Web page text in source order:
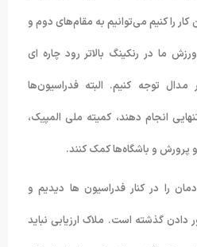
کار را کنیم می‌توانیم به مقام‌های دوم و
ما در رنکینگ بالاتر رود چاره ای
توجه کنیم. البته فدراسیون‌ها
انجام دهند، کمیته ملی المپیک،
پرورش و باشگاه‌ها کمک کنند.
را در کنار فدراسیون ها دیدیم و
دادن گذشته است. ملاک ارزیابی نباید